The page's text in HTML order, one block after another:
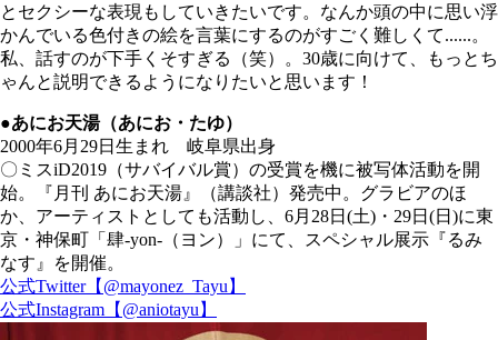
とセクシーな表現もしていきたいです。なんか頭の中に思い浮
かんでいる色付きの絵を言葉にするのがすごく難しくて......。
私、話すのが下手くそすぎる（笑）。30歳に向けて、もっとち
ゃんと説明できるようになりたいと思います！
●あにお天湯（あにお・たゆ）
2000年6月29日生まれ 岐阜県出身
〇ミスiD2019（サバイバル賞）の受賞を機に被写体活動を開
始。『月刊 あにお天湯』（講談社）発売中。グラビアのほ
か、アーティストとしても活動し、6月28日(土)・29日(日)に東
京・神保町「肆-yon-（ヨン）」にて、スペシャル展示『るみ
なす』を開催。
公式Twitter【@mayonez_Tayu】
公式Instagram【@aniotayu】